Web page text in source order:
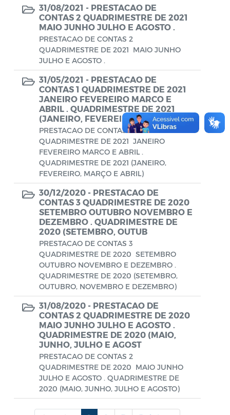
Editais
Emendas Parlamentares
Extrato de Contratos
Extrato de Inexigibilidade
Instruções Normativas
Intimação
JARI - Junta Recursos de Infração de
Trânsito
Licenças Específicas
Notificação
Parecer
Portal do Contribuinte
Portaria Gabinete
Portaria IBASMA
Portaria SEADM
Portaria SECUT
Portaria SEDUC
Portaria SEFAZ
Portaria SESAU
31/08/2021 - PRESTACAO DE
CONTAS 2 QUADRIMESTRE DE 2021
MAIO JUNHO JULHO E AGOSTO .
PRESTACAO DE CONTAS 2
QUADRIMESTRE DE 2021 MAIO JUNHO
JULHO E AGOSTO .
31/05/2021 - PRESTACAO DE
CONTAS 1 QUADRIMESTRE DE 2021
JANEIRO FEVEREIRO MARCO E
ABRIL . QUADRIMESTRE DE 2021
(JANEIRO, FEVEREIRO,
PRESTACAO DE CONTAS 1
QUADRIMESTRE DE 2021 JANEIRO
FEVEREIRO MARCO E ABRIL .
QUADRIMESTRE DE 2021 (JANEIRO,
FEVEREIRO, MARÇO E ABRIL)
30/12/2020 - PRESTACAO DE
CONTAS 3 QUADRIMESTRE DE 2020
SETEMBRO OUTUBRO NOVEMBRO E
DEZEMBRO . QUADRIMESTRE DE
2020 (SETEMBRO, OUTUB
PRESTACAO DE CONTAS 3
QUADRIMESTRE DE 2020 SETEMBRO
OUTUBRO NOVEMBRO E DEZEMBRO .
QUADRIMESTRE DE 2020 (SETEMBRO,
OUTUBRO, NOVEMBRO E DEZEMBRO)
31/08/2020 - PRESTACAO DE
CONTAS 2 QUADRIMESTRE DE 2020
MAIO JUNHO JULHO E AGOSTO .
QUADRIMESTRE DE 2020 (MAIO,
JUNHO, JULHO E AGOST
PRESTACAO DE CONTAS 2
QUADRIMESTRE DE 2020 MAIO JUNHO
JULHO E AGOSTO . QUADRIMESTRE DE
2020 (MAIO, JUNHO, JULHO E AGOSTO)